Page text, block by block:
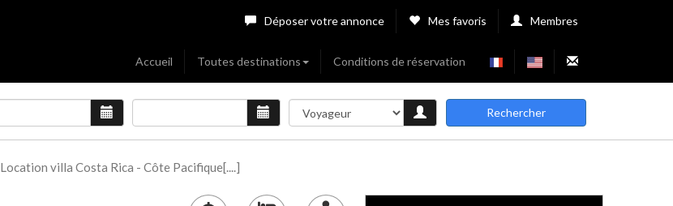
Déposer votre annonce Mes favoris Membres
Accueil Toutes destinations Conditions de réservation
Rechercher
Location villa Costa Rica - Côte Pacifique[....]